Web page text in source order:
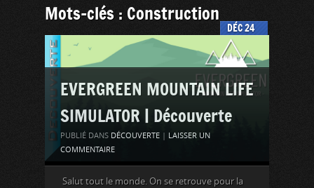
Mots-clés : Construction
24
DÉC
EVERGREEN MOUNTAIN LIFE
SIMULATOR | Découverte
PUBLIÉ DANS DÉCOUVERTE
LAISSER UN
COMMENTAIRE
Salut tout le monde. On se retrouve pour la